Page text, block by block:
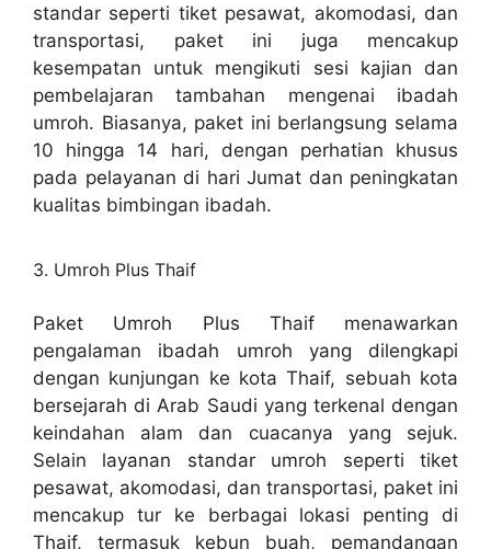
standar seperti tiket pesawat, akomodasi, dan
transportasi, paket ini juga mencakup
kesempatan untuk mengikuti sesi kajian dan
pembelajaran tambahan mengenai ibadah
umroh. Biasanya, paket ini berlangsung selama
10 hingga 14 hari, dengan perhatian khusus
pada pelayanan di hari Jumat dan peningkatan
kualitas bimbingan ibadah.
3. Umroh Plus Thaif
Paket Umroh Plus Thaif menawarkan
pengalaman ibadah umroh yang dilengkapi
dengan kunjungan ke kota Thaif, sebuah kota
bersejarah di Arab Saudi yang terkenal dengan
keindahan alam dan cuacanya yang sejuk.
Selain layanan standar umroh seperti tiket
pesawat, akomodasi, dan transportasi, paket ini
mencakup tur ke berbagai lokasi penting di
Thaif, termasuk kebun buah, pemandangan